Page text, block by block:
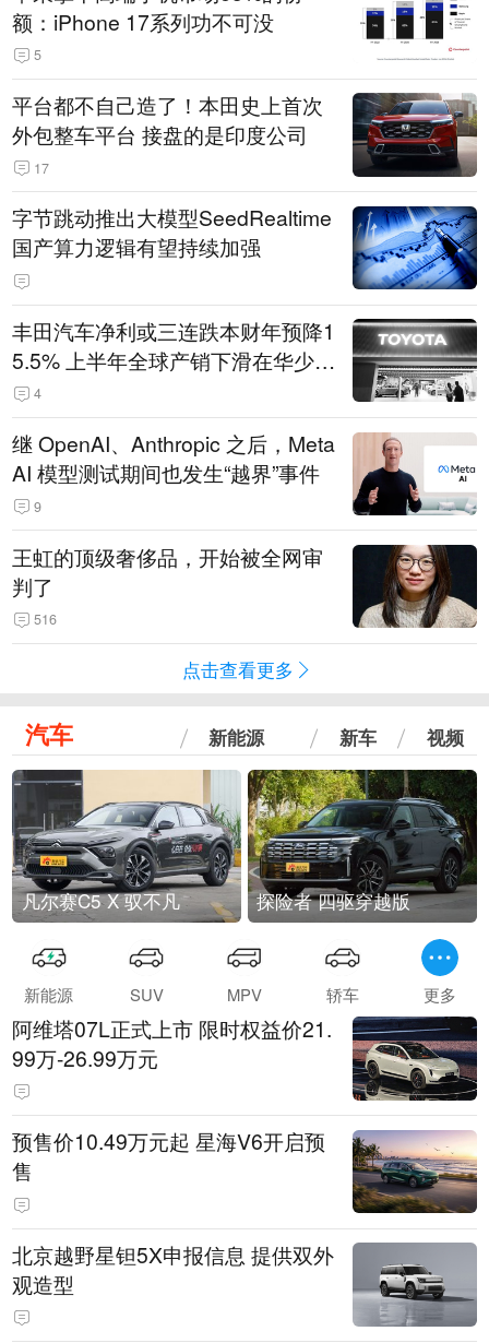
额：iPhone 17系列功不可没
5
平台都不自己造了！本田史上首次
外包整车平台 接盘的是印度公司
17
字节跳动推出大模型SeedRealtime
国产算力逻辑有望持续加强
丰田汽车净利或三连跌本财年预降1
5.5% 上半年全球产销下滑在华少卖
14.3万辆
4
继 OpenAI、Anthropic 之后，Meta
AI 模型测试期间也发生“越界”事件
9
王虹的顶级奢侈品，开始被全网审
判了
516
点击查看更多
汽车 新能源 新车 视频
凡尔赛C5 X 驭不凡 探险者 四驱穿越版
新能源 SUV MPV 轿车 更多
阿维塔07L正式上市 限时权益价21.
99万-26.99万元
预售价10.49万元起 星海V6开启预
售
北京越野星钽5X申报信息 提供双外
观造型